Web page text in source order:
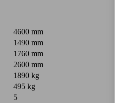
4600 mm
1490 mm
1760 mm
2600 mm
1890 kg
495 kg
5